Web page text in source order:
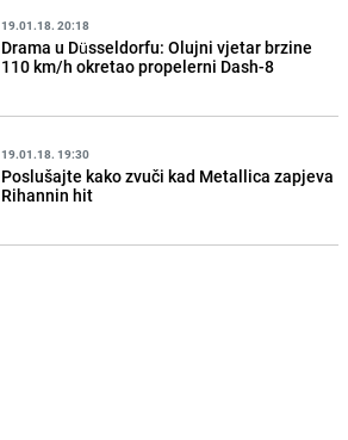
19.01.18. 20:18
Drama u Düsseldorfu: Olujni vjetar brzine
110 km/h okretao propelerni Dash-8
19.01.18. 19:30
Poslušajte kako zvuči kad Metallica zapjeva
Rihannin hit